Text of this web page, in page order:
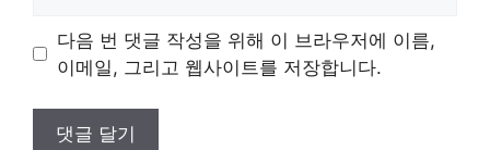
트
다음 번 댓글 작성을 위해 이 브라우저에 이름,
이메일, 그리고 웹사이트를 저장합니다.